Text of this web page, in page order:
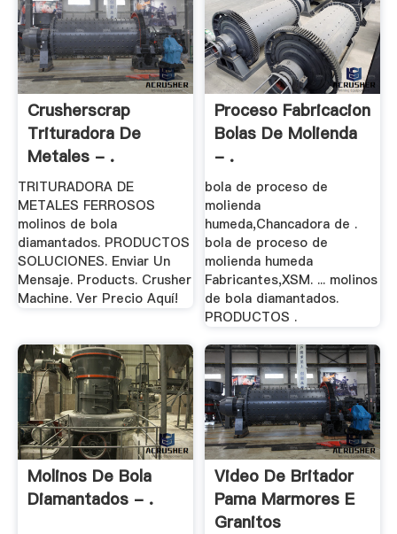
Crusherscrap
Trituradora De
Metales - .
TRITURADORA DE
METALES FERROSOS
molinos de bola
diamantados. PRODUCTOS
SOLUCIONES. Enviar Un
Mensaje. Products. Crusher
Machine. Ver Precio Aquí!
Proceso Fabricacion
Bolas De Molienda
- .
bola de proceso de
molienda
humeda,Chancadora de .
bola de proceso de
molienda humeda
Fabricantes,XSM. ... molinos
de bola diamantados.
PRODUCTOS .
Molinos De Bola
Diamantados - .
Video De Britador
Pama Marmores E
Granitos